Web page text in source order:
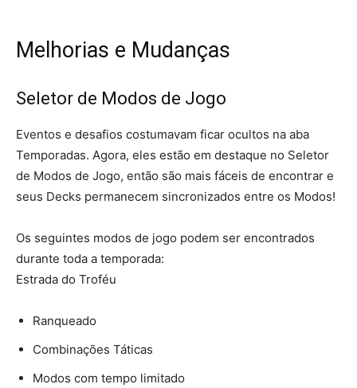
Melhorias e Mudanças
Seletor de Modos de Jogo
Eventos e desafios costumavam ficar ocultos na aba
Temporadas. Agora, eles estão em destaque no Seletor
de Modos de Jogo, então são mais fáceis de encontrar e
seus Decks permanecem sincronizados entre os Modos!
Os seguintes modos de jogo podem ser encontrados
durante toda a temporada:
Estrada do Troféu
Ranqueado
Combinações Táticas
Modos com tempo limitado